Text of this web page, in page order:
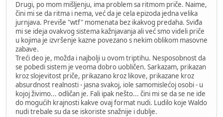
Drugi, po mom mišljenju, ima problem sa ritmom priče. Naime,
čini mi se da ritma i nema, već da je cela epizoda jedna velika
jurnjava. Previše "wtf" momenata bez ikakvog predaha. Sviđa
mi se ideja ovakvog sistema kažnjavanja ali već smo videli priče
u kojima je izvršenje kazne povezano s nekim oblikom masovne
zabave.
Treći deo je, možda i najbolji u ovom triptihu. Nesposobnost da
se pobedi sistem je veoma dobro uobličen. Sarkazam, prikazan
kroz slojevitost priče, prikazano kroz likove, prikazane kroz
absurdnost realnosti - jasna svakoj, iole samomislećoj osobi - u
kojoj živimo... odličan je. Fali ipak nešto... čini mi se da se ne ide
do mogućih krajnosti kakve ovaj format nudi. Ludilo koje Waldo
nudi trebale su da se iskoriste snažnije i dublje.